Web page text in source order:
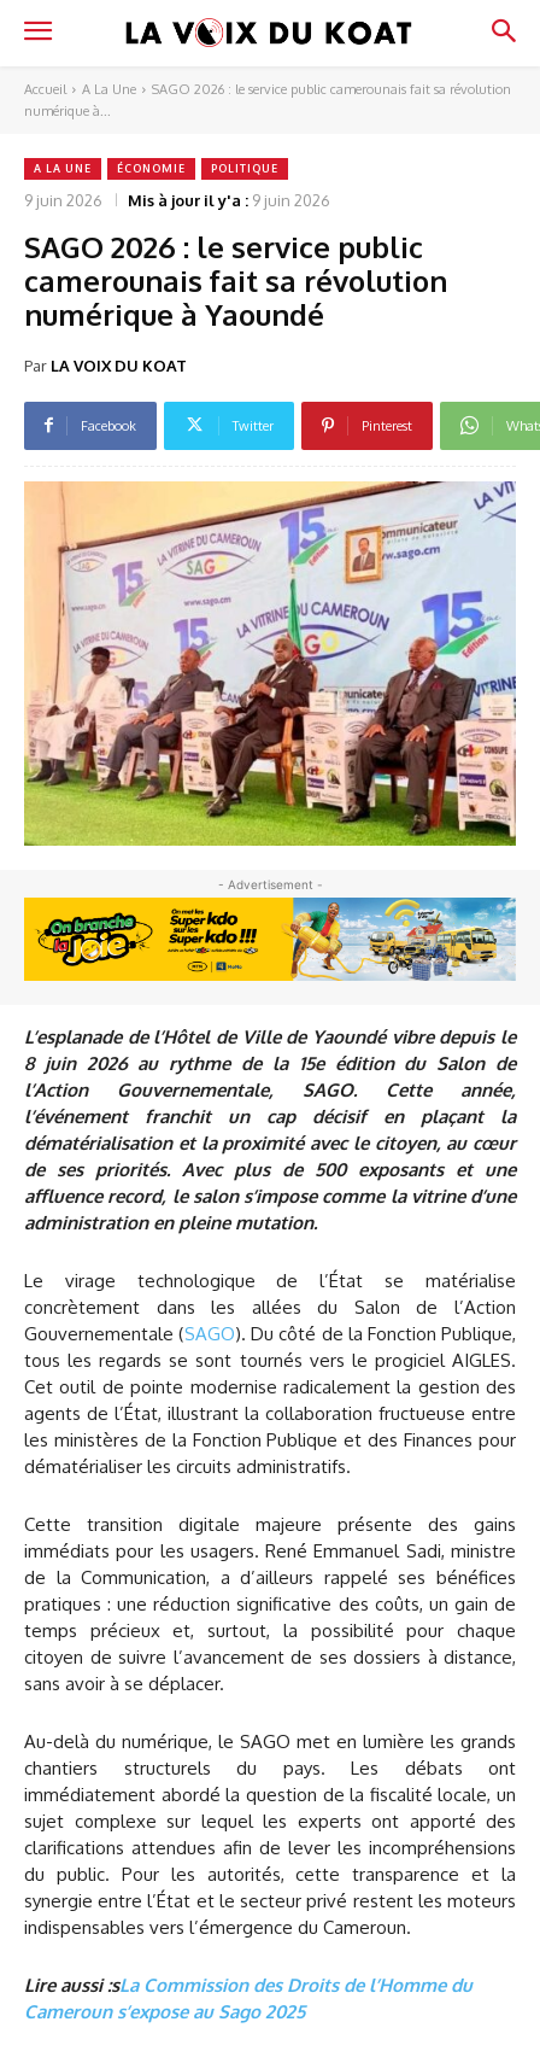
Accueil A La Une
SAGO 2026 : le service public camerounais fait sa révolution
numérique à...
A LA UNE ÉCONOMIE POLITIQUE
9 juin 2026 Mis à jour il y'a : 9 juin 2026
SAGO 2026 : le service public
camerounais fait sa révolution
numérique à Yaoundé
Par LA VOIX DU KOAT
Facebook Twitter Pinterest
- Advertisement -
L’esplanade de l’Hôtel de Ville de Yaoundé vibre depuis le
8 juin 2026 au rythme de la 15e édition du Salon de
l’Action Gouvernementale, SAGO. Cette année,
l’événement franchit un cap décisif en plaçant la
dématérialisation et la proximité avec le citoyen, au cœur
de ses priorités. Avec plus de 500 exposants et une
affluence record, le salon s’impose comme la vitrine d’une
administration en pleine mutation.
Le virage technologique de l’État se matérialise
concrètement dans les allées du Salon de l’Action
Gouvernementale (SAGO). Du côté de la Fonction Publique,
tous les regards se sont tournés vers le progiciel AIGLES.
Cet outil de pointe modernise radicalement la gestion des
agents de l’État, illustrant la collaboration fructueuse entre
les ministères de la Fonction Publique et des Finances pour
dématérialiser les circuits administratifs.
Cette transition digitale majeure présente des gains
immédiats pour les usagers. René Emmanuel Sadi, ministre
de la Communication, a d’ailleurs rappelé ses bénéfices
pratiques : une réduction significative des coûts, un gain de
temps précieux et, surtout, la possibilité pour chaque
citoyen de suivre l’avancement de ses dossiers à distance,
sans avoir à se déplacer.
Au-delà du numérique, le SAGO met en lumière les grands
chantiers structurels du pays. Les débats ont
immédiatement abordé la question de la fiscalité locale, un
sujet complexe sur lequel les experts ont apporté des
clarifications attendues afin de lever les incompréhensions
du public. Pour les autorités, cette transparence et la
synergie entre l’État et le secteur privé restent les moteurs
indispensables vers l’émergence du Cameroun.
Lire aussi :sLa Commission des Droits de l’Homme du
Cameroun s’expose au Sago 2025